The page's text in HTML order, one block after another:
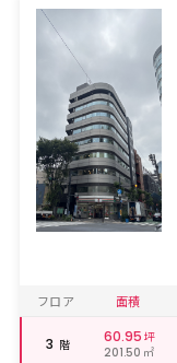
フロア 面積
3 階 60.95 坪
201.50 ㎡